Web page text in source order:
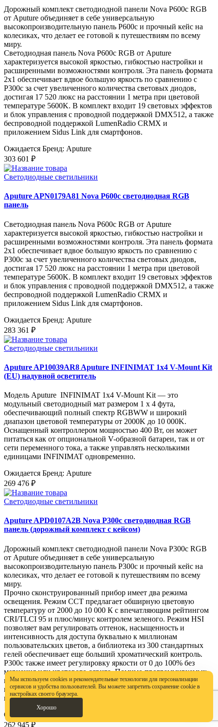
Дорожный комплект светодиодной панели Nova P600c RGB
от Aputure объединяет в себе универсальную
высокопроизводительную панель P600c и прочный кейс на
колесиках, что делает ее готовой к путешествиям по всему
миру.
Светодиодная панель Nova P600c RGB от Aputure
характеризуется высокой яркостью, гибкостью настройки и
расширенными возможностями контроля. Эта панель формата
2x1 обеспечивает вдвое большую яркость по сравнению с
P300c за счет увеличенного количества световых диодов,
достигая 17 520 люкс на расстоянии 1 метра при цветовой
температуре 5600K. В комплект входит 19 световых эффектов
и блок управления с проводной поддержкой DMX512, а также
беспроводной поддержкой LumenRadio CRMX и
приложением Sidus Link для смартфонов.
Ожидается Бренд: Aputure
303 601 ₽
Светодиодные светильники
Aputure APN0179A81 Nova P600c светодиодная RGB
панель
Светодиодная панель Nova P600c RGB от Aputure
характеризуется высокой яркостью, гибкостью настройки и
расширенными возможностями контроля. Эта панель формата
2x1 обеспечивает вдвое большую яркость по сравнению с
P300c за счет увеличенного количества световых диодов,
достигая 17 520 люкс на расстоянии 1 метра при цветовой
температуре 5600K. В комплект входит 19 световых эффектов
и блок управления с проводной поддержкой DMX512, а также
беспроводной поддержкой LumenRadio CRMX и
приложением Sidus Link для смартфонов.
Ожидается Бренд: Aputure
283 361 ₽
Светодиодные светильники
Aputure AP10039AR8 Aputure INFINIMAT 1x4 V-Mount Kit
(EU) надувной осветитель
Модель Aputure INFINIMAT 1x4 V-Mount Kit — это
модульный светодиодный мат размером 1 x 4 фута,
обеспечивающий полный спектр RGBWW и широкий
диапазон цветовой температуры от 2000K до 10 000K.
Оснащенный контроллером мощностью 400 Вт, он может
питаться как от опциональной V-образной батареи, так и от
сети переменного тока, а также управлять несколькими
единицами INFINIMAT одновременно.
Ожидается Бренд: Aputure
269 476 ₽
Светодиодные светильники
Aputure APD0107A2B Nova P300c светодиодная RGB
панель (дорожный комплект с кейсом)
Дорожный комплект светодиодной панели Nova P300c RGB
от Aputure объединяет в себе универсальную
высокопроизводительную панель P300c и прочный кейс на
колесиках, что делает ее готовой к путешествиям по всему
миру.
Прочно сконструированный прибор имеет два режима
освещения. Режим CCT предлагает обширную цветовую
температуру от 2000 до 10 000 К с впечатляющим рейтингом
CRI/TLCI 95 и плюс/минус контролем зеленого. Режим HSI
позволяет вам регулировать оттенок, насыщенность и
интенсивность для доступа буквально к миллионам
пользовательских цветов, а библиотека из 300 стандартных
гелей обеспечивает еще больший хроматический контроль.
P300c также имеет регулировку яркости от 0 до 100% без
мерцания или цветового сдвига. Помимо программируемых
пользователем предустановок, P300c имеет 15 спецэффектов,
включая полицейскую машину, молнию, папарацци, свечу и
многое другое.
Ожидается
Бренд: Aputure
262 945 ₽
Мы используем cookies и рекомендательные технологии для персонализации
сервисов и удобства пользователей. Вы можете запретить сохранение cookie в
настройках своего браузера.
Хорошо